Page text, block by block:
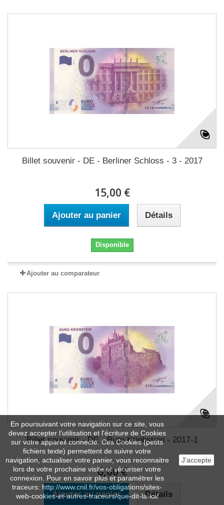
Billet souvenir - DE - Berliner Schloss - 3 - 2017
15,00 €
Ajouter au panier Détails
Disponible
Ajouter au comparateur
Billet souvenir - DE - Burg Kriebstein - 2017-1
6,00 €
Ajouter au panier Détails
En poursuivant votre navigation sur ce site, vous
devez accepter l’utilisation et l'écriture de Cookies
sur votre appareil connecté. Ces Cookies (petits
fichiers texte) permettent de suivre votre
navigation, actualiser votre panier, vous reconnaitre
lors de votre prochaine visite et sécuriser votre
connexion. Pour en savoir plus et paramétrer les
traceurs: http://www.cnil.fr/vos-obligations/sites-
web-cookies-et-autres-traceurs/que-dit-la-loi/
J'accepte